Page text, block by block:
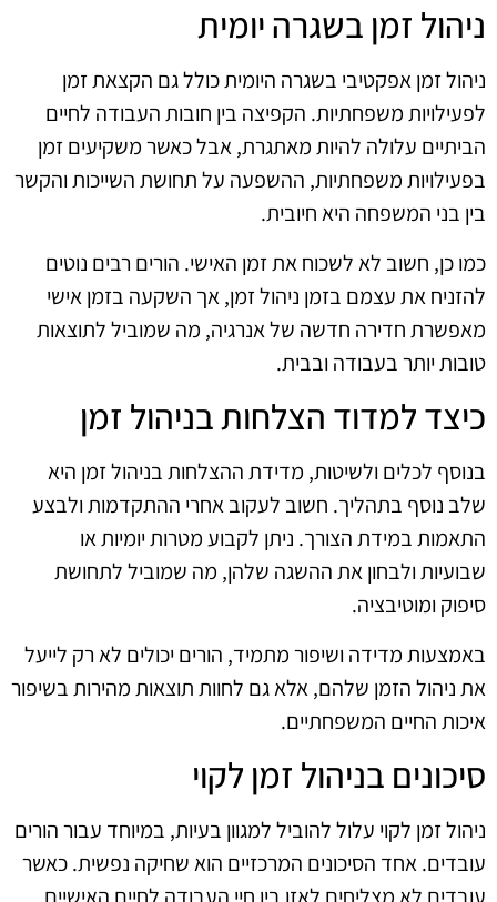
ניהול זמן בשגרה יומית
ניהול זמן אפקטיבי בשגרה היומית כולל גם הקצאת זמן
לפעילויות משפחתיות. הקפיצה בין חובות העבודה לחיים
הביתיים עלולה להיות מאתגרת, אבל כאשר משקיעים זמן
בפעילויות משפחתיות, ההשפעה על תחושת השייכות והקשר
בין בני המשפחה היא חיובית.
כמו כן, חשוב לא לשכוח את זמן האישי. הורים רבים נוטים
להזניח את עצמם בזמן ניהול זמן, אך השקעה בזמן אישי
מאפשרת חדירה חדשה של אנרגיה, מה שמוביל לתוצאות
טובות יותר בעבודה ובבית.
כיצד למדוד הצלחות בניהול זמן
בנוסף לכלים ולשיטות, מדידת ההצלחות בניהול זמן היא
שלב נוסף בתהליך. חשוב לעקוב אחרי ההתקדמות ולבצע
התאמות במידת הצורך. ניתן לקבוע מטרות יומיות או
שבועיות ולבחון את ההשגה שלהן, מה שמוביל לתחושת
סיפוק ומוטיבציה.
באמצעות מדידה ושיפור מתמיד, הורים יכולים לא רק לייעל
את ניהול הזמן שלהם, אלא גם לחוות תוצאות מהירות בשיפור
איכות החיים המשפחתיים.
סיכונים בניהול זמן לקוי
ניהול זמן לקוי עלול להוביל למגוון בעיות, במיוחד עבור הורים
עובדים. אחד הסיכונים המרכזיים הוא שחיקה נפשית. כאשר